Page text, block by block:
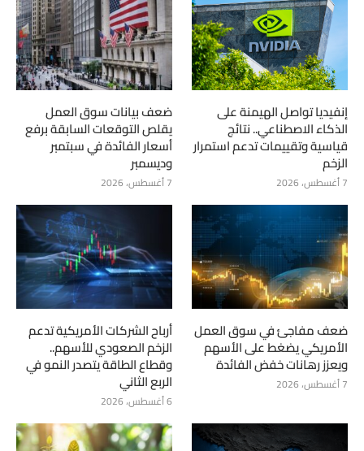
إنفيديا تواصل الهيمنة على
الذكاء الاصطناعي.. نتائج
قياسية وتقييمات تدعم استمرار
الزخم
7 أغسطس، 2026
ضعف بيانات سوق العمل
يقلص التوقعات السابقة برفع
أسعار الفائدة في سبتمبر
وديسمبر
7 أغسطس، 2026
ضعف مفاجئ في سوق العمل
الأمريكي يضغط على الأسهم
ويعزز رهانات خفض الفائدة
7 أغسطس، 2026
أرباح الشركات الأمريكية تدعم
الزخم الصعودي للأسهم..
وقطاع الطاقة يتصدر النمو في
الربع الثاني
6 أغسطس، 2026